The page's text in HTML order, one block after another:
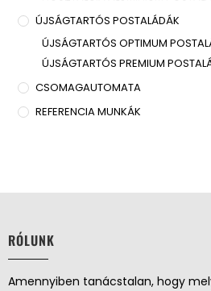
ÚJSÁGTARTÓS POSTALÁDÁK
ÚJSÁGTARTÓS OPTIMUM
ÚJSÁGTARTÓS PREMIUM
CSOMAGAUTOMATA
REFERENCIA MUNKÁK
RÓLUNK
Amennyiben tanácstalan, hogy